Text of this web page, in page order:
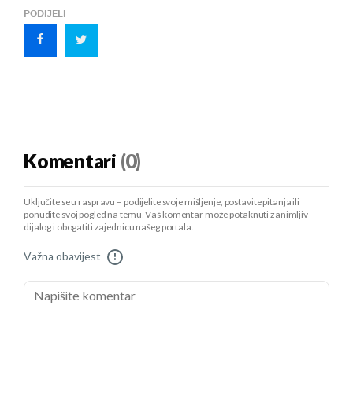
PODIJELI
Komentari (0)
Uključite se u raspravu – podijelite svoje mišljenje, postavite pitanja ili
ponudite svoj pogled na temu. Vaš komentar može potaknuti zanimljiv
dijalog i obogatiti zajednicu našeg portala.
Važna obavijest !